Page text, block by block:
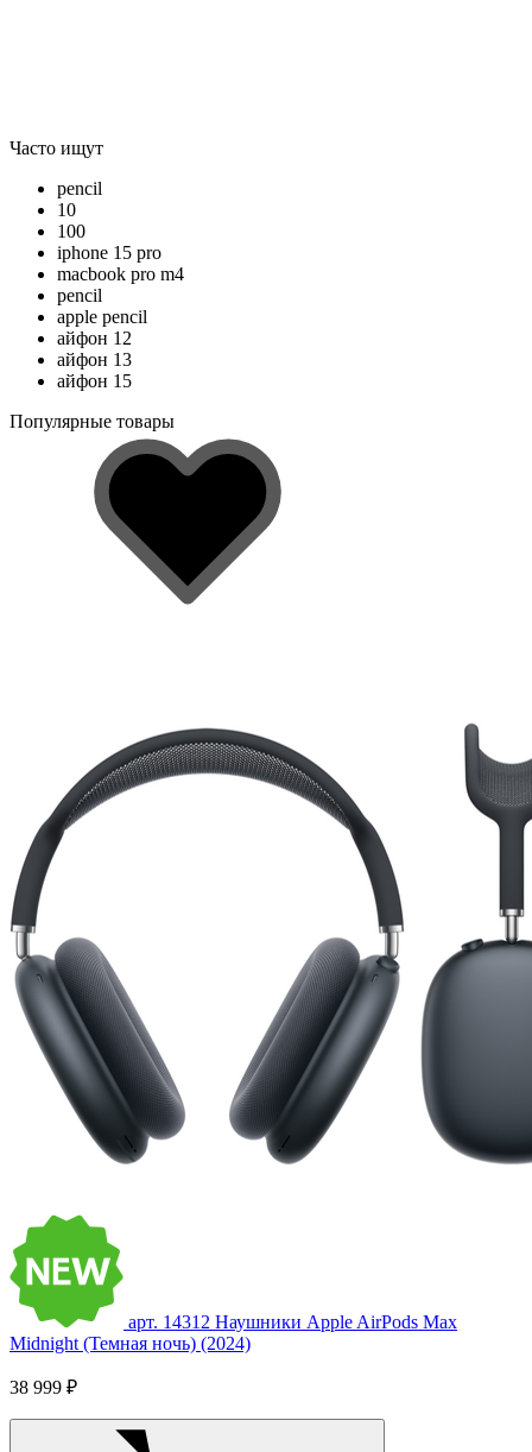
Часто ищут
pencil
10
100
iphone 15 pro
macbook pro m4
pencil
apple pencil
айфон 12
айфон 13
айфон 15
Популярные товары
арт. 14312 Наушники Apple AirPods Max
Midnight (Темная ночь) (2024)
38 999 ₽